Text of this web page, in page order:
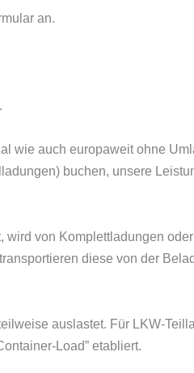
an.
wie auch europaweit ohne
buchen, unsere
von Komplettladungen
diese von der
auslastet. Für LKW-
Load” etabliert.